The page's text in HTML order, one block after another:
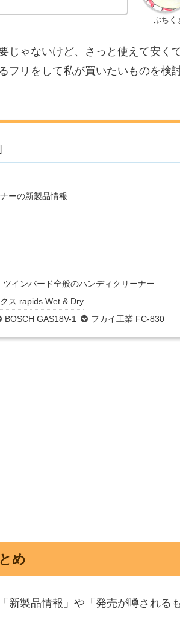
ぶちく
じゃないけど、さっと使えて安く
フリをして私が買いたいものを検
ーの新製品情報
ツインバード全般のハンディクリーナー
ス rapids Wet & Dry
BOSCH GAS18V-1 フカイ工業 FC-830
め
新製品情報」や「発売が噂されるも